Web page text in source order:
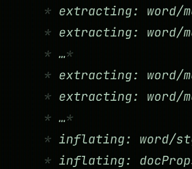
extracting: word/
extracting: word/
…
extracting: word/
extracting: word/
…
inflating: word/
inflating: